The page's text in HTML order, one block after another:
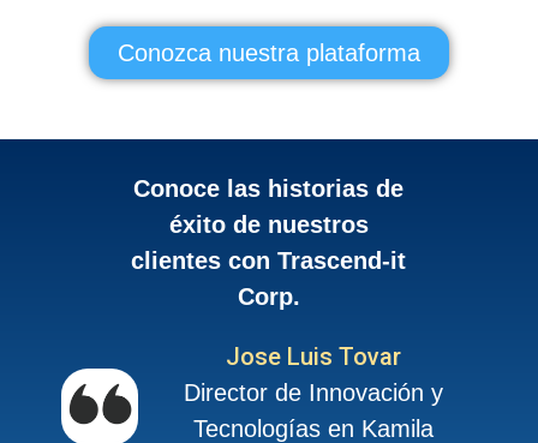
Conozca nuestra plataforma
Conoce las historias de
éxito de nuestros
clientes con Trascend-it
Corp.
Jose Luis Tovar
Director de Innovación y
Tecnologías en Kamila